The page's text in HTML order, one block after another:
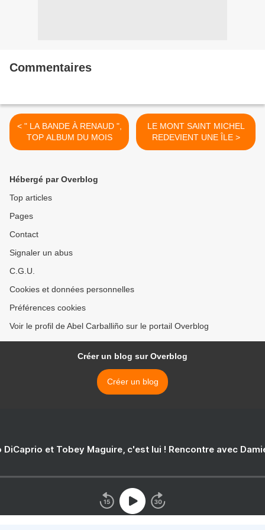
Commentaires
< " LA BANDE À RENAUD ",
TOP ALBUM DU MOIS
LE MONT SAINT MICHEL
REDEVIENT UNE ÎLE >
Hébergé par Overblog
Top articles
Pages
Contact
Signaler un abus
C.G.U.
Cookies et données personnelles
Préférences cookies
Voir le profil de Abel Carballiño sur le portail Overblog
Créer un blog sur Overblog
Créer un blog
DiCaprio et Tobey Maguire, c'est lui ! Rencontre avec